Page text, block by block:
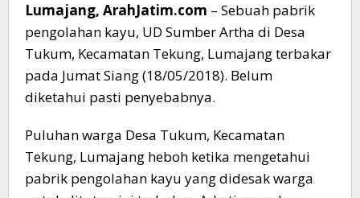
Lumajang, ArahJatim.com – Sebuah pabrik
pengolahan kayu, UD Sumber Artha di Desa
Tukum, Kecamatan Tekung, Lumajang terbakar
pada Jumat Siang (18/05/2018). Belum
diketahui pasti penyebabnya.
Puluhan warga Desa Tukum, Kecamatan
Tekung, Lumajang heboh ketika mengetahui
pabrik pengolahan kayu yang didesak warga